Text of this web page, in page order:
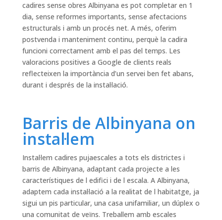
cadires sense obres Albinyana es pot completar en 1
dia, sense reformes importants, sense afectacions
estructurals i amb un procés net. A més, oferim
postvenda i manteniment continu, perquè la cadira
funcioni correctament amb el pas del temps. Les
valoracions positives a Google de clients reals
reflecteixen la importància d’un servei ben fet abans,
durant i després de la instal·lació.
Barris de Albinyana on
instal·lem
Instal·lem cadires pujaescales a tots els districtes i
barris de Albinyana, adaptant cada projecte a les
característiques de l edifici i de l escala. A Albinyana,
adaptem cada instal·lació a la realitat de l habitatge, ja
sigui un pis particular, una casa unifamiliar, un dúplex o
una comunitat de veïns. Treballem amb escales